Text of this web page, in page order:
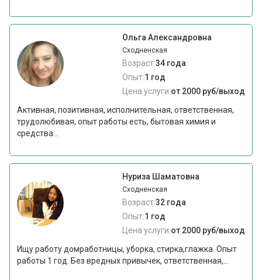
Ольга Александровна
Сходненская
Возраст:34 года
Опыт:1 год
Цена услуги:от 2000 руб/выход
Активная, позитивная, исполнительная, ответственная,
трудолюбивая, опыт работы есть, бытовая химия и
средства...
Нуриза Шаматовна
Сходненская
Возраст:32 года
Опыт:1 год
Цена услуги:от 2000 руб/выход
Ищу работу домработницы, уборка, стирка,глажка. Опыт
работы 1 год. Без вредных привычек, ответственная,...